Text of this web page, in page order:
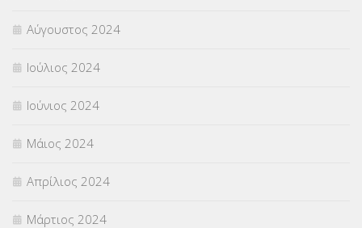
Αύγουστος 2024
Ιούλιος 2024
Ιούνιος 2024
Μάιος 2024
Απρίλιος 2024
Μάρτιος 2024